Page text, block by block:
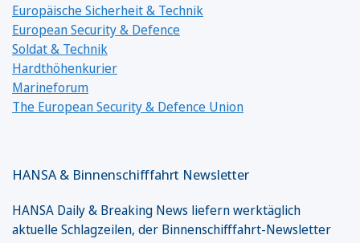
Europäische Sicherheit & Technik
European Security & Defence
Soldat & Technik
Hardthöhenkurier
Marineforum
The European Security & Defence Union
HANSA & Binnenschifffahrt Newsletter
HANSA Daily & Breaking News liefern werktäglich
aktuelle Schlagzeilen, der Binnenschifffahrt-Newsletter